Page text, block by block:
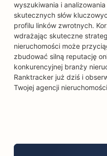
wyszukiwania i
skutecznych słów
profilu linków zwrotnych.
wdrażając skuteczne
nieruchomości może
zbudować silną reputację
konkurencyjnej branży
Ranktracker już dziś i
Twojej agencji